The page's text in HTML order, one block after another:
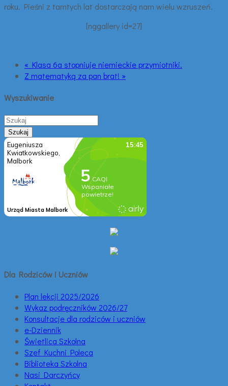
roku. Pieśni z tamtych lat dostarczają nam wielu wzruszeń.
[nggallery id=27]
« Klasa 6a stopniuje niemieckie przymiotniki.
Z matematyką za pan brat! »
Wyszukiwanie
Dla Rodziców i Uczniów
Plan lekcji 2025/2026
Wykaz podręczników 2026/27
Konsultacje dla rodziców i uczniów
e-Dziennik
Świetlica Szkolna
Szef Kuchni Poleca
Biblioteka Szkolna
Nasi Darczyńcy